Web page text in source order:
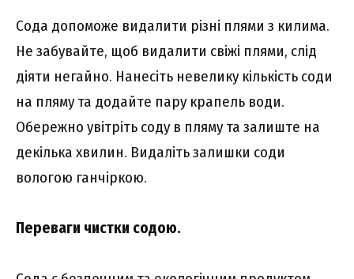
Сода допоможе видалити різні плями з килима.
Не забувайте, щоб видалити свіжі плями, слід
діяти негайно. Нанесіть невелику кількість соди
на пляму та додайте пару крапель води.
Обережно увітріть соду в пляму та залиште на
декілька хвилин. Видаліть залишки соди
вологою ганчіркою.
Переваги чистки содою.